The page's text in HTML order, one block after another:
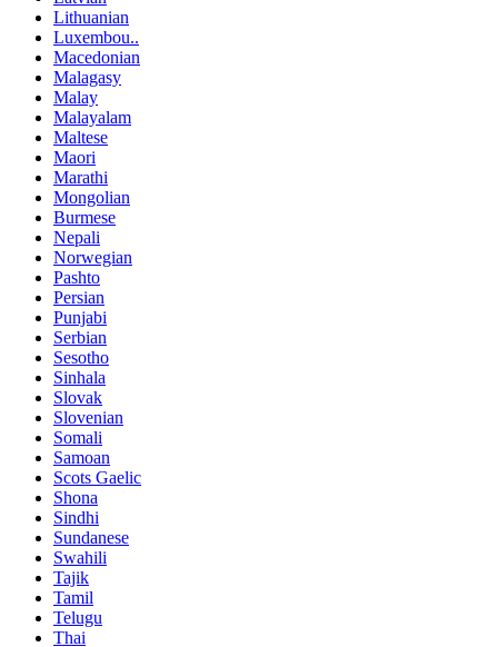
Lithuanian
Luxembou..
Macedonian
Malagasy
Malay
Malayalam
Maltese
Maori
Marathi
Mongolian
Burmese
Nepali
Norwegian
Pashto
Persian
Punjabi
Serbian
Sesotho
Sinhala
Slovak
Slovenian
Somali
Samoan
Scots Gaelic
Shona
Sindhi
Sundanese
Swahili
Tajik
Tamil
Telugu
Thai